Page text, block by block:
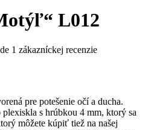
L012
1 zákazníckej recenzie
pre potešenie očí a ducha.
s hrúbkou 4 mm, ktorý sa
môžete kúpiť tiež na našej